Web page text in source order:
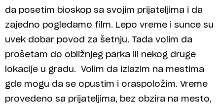
da posetim bioskop sa svojim prijateljima i da
zajedno pogledamo film. Lepo vreme i sunce su
uvek dobar povod za šetnju. Tada volim da
prošetam do obližnjeg parka ili nekog druge
lokacije u gradu. Volim da izlazim na mestima
gde mogu da se opustim i oraspoložim. Vreme
provedeno sa prijateljima, bez obzira na mesto,